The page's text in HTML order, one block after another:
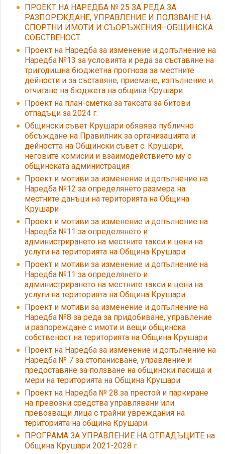
ПРОЕКТ НА НАРЕДБА № 25 ЗА РЕДА ЗА
РАЗПОРЕЖДАНЕ, УПРАВЛЕНИЕ И ПОЛЗВАНЕ НА
СПОРТНИ ИМОТИ И СЪОРЪЖЕНИЯ–ОБЩИНСКА
СОБСТВЕНОСТ
Проект на Наредба за изменение и допълнение на
Наредба №13 за условията и реда за съставяне на
тригодишна бюджетна прогноза за местните
дейности и за съставяне, приемане, изпълнение и
отчитане на бюджета на община Крушари
Проект на план-сметка за таксата за битови
отпадъци за 2024 г.
Общински съвет Крушари обявява публично
обсъждане на Правилник за организацията и
дейността на Общински съвет с. Крушари,
неговите комисии и взаимодействието му с
общинската администрация
Проект и мотиви за изменение и допълнение на
Наредба №12 за определянето размера на
местните данъци на територията на Община
Крушари
Проект и мотиви за изменение и допълнение на
Наредба №11 за определянето и
администрирането на местните такси и цени на
услуги на територията на Община Крушари
Проект и мотиви за изменение и допълнение на
Наредба №11 за определянето и
администрирането на местните такси и цени на
услуги на територията на Община Крушари
Проект и мотиви за изменение и допълнение на
Наредба №8 за реда за придобиване, управление
и разпореждане с имоти и вещи общинска
собственост на територията на Община Крушари
Проект на Наредба за изменение и допълнение на
Наредба № 7 за стопанисване, управление и
предоставяне за ползване на общински пасища и
мери на територията на Община Крушари
Проект на Наредба № 28 за престой и паркиране
на превозни средства управлявани или
превозващи лица с трайни увреждания на
територията на община Крушари
ПРОГРАМА ЗА УПРАВЛЕНИЕ НА ОТПАДЪЦИТЕ на
Община Крушари 2021-2028 г.